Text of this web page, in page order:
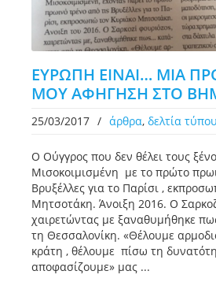
ΕΥΡΩΠΗ ΕΙΝΑΙ… ΜΙΑ
ΜΟΥ ΑΦΗΓΗΣΗ ΣΤΟ
25/03/2017 / άρθρα, δελτία τύπου
Ο Ούγγρος που δεν θέλει τους
Μισοκοιμισμένη με το πρώτο
Βρυξέλλες για το Παρίσι ,
Μητσοτάκη. Άνοιξη 2016. Ο
χαιρετώντας με ξαναθυμήθηκε
τη Θεσσαλονίκη. «Θέλουμε
κράτη , θέλουμε πίσω τη
αποφασίζουμε» μας ...